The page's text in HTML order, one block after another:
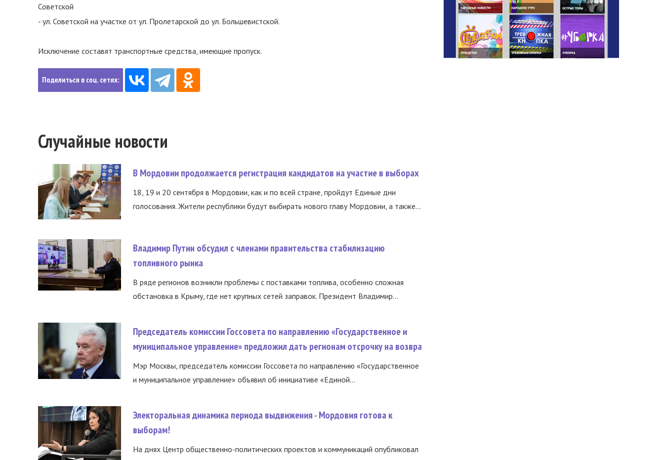
Советской
- ул. Советской на участке от ул. Пролетарской до ул. Большевистской.
Исключение составят транспортные средства, имеющие пропуск.
Поделиться в соц. сетях:
Случайные новости
В Мордовии продолжается регистрация кандидатов на участие в выборах
18, 19 и 20 сентября в Мордовии, как и по всей стране, пройдут Единые дни
голосования. Жители республики будут выбирать нового главу Мордовии, а также...
Владимир Путин обсудил с членами правительства стабилизацию
топливного рынка
В ряде регионов возникли проблемы с поставками топлива, особенно сложная
обстановка в Крыму, где нет крупных сетей заправок. Президент Владимир...
Председатель комиссии Госсовета по направлению «Государственное и
муниципальное управление» предложил дать регионам отсрочку на возвра
Мэр Москвы, председатель комиссии Госсовета по направлению «Государственное
и муниципальное управление» объявил об инициативе «Единой...
Электоральная динамика периода выдвижения - Мордовия готова к
выборам!
На днях Центр общественно-политических проектов и коммуникаций опубликовал